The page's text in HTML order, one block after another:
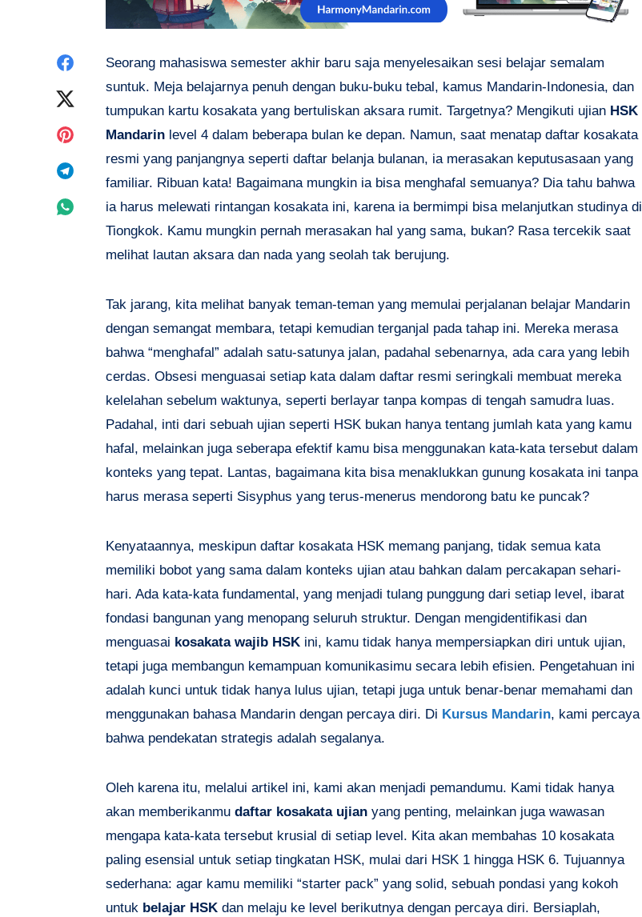
Share
Facebook
Twitter
Share
Pinterest
Telegram
Share
Seorang mahasiswa semester akhir baru saja menyelesaikan sesi belajar semalam
suntuk. Meja belajarnya penuh dengan buku-buku tebal, kamus Mandarin-Indonesia, dan
tumpukan kartu kosakata yang bertuliskan aksara rumit. Targetnya? Mengikuti ujian HSK
Mandarin level 4 dalam beberapa bulan ke depan. Namun, saat menatap daftar kosakata
resmi yang panjangnya seperti daftar belanja bulanan, ia merasakan keputusasaan yang
familiar. Ribuan kata! Bagaimana mungkin ia bisa menghafal semuanya? Dia tahu bahwa
ia harus melewati rintangan kosakata ini, karena ia bermimpi bisa melanjutkan studinya di
Tiongkok. Kamu mungkin pernah merasakan hal yang sama, bukan? Rasa tercekik saat
melihat lautan aksara dan nada yang seolah tak berujung.
Tak jarang, kita melihat banyak teman-teman yang memulai perjalanan belajar Mandarin
dengan semangat membara, tetapi kemudian terganjal pada tahap ini. Mereka merasa
bahwa “menghafal” adalah satu-satunya jalan, padahal sebenarnya, ada cara yang lebih
cerdas. Obsesi menguasai setiap kata dalam daftar resmi seringkali membuat mereka
kelelahan sebelum waktunya, seperti berlayar tanpa kompas di tengah samudra luas.
Padahal, inti dari sebuah ujian seperti HSK bukan hanya tentang jumlah kata yang kamu
hafal, melainkan juga seberapa efektif kamu bisa menggunakan kata-kata tersebut dalam
konteks yang tepat. Lantas, bagaimana kita bisa menaklukkan gunung kosakata ini tanpa
harus merasa seperti Sisyphus yang terus-menerus mendorong batu ke puncak?
Kenyataannya, meskipun daftar kosakata HSK memang panjang, tidak semua kata
memiliki bobot yang sama dalam konteks ujian atau bahkan dalam percakapan sehari-
hari. Ada kata-kata fundamental, yang menjadi tulang punggung dari setiap level, ibarat
fondasi bangunan yang menopang seluruh struktur. Dengan mengidentifikasi dan
menguasai kosakata wajib HSK ini, kamu tidak hanya mempersiapkan diri untuk ujian,
tetapi juga membangun kemampuan komunikasimu secara lebih efisien. Pengetahuan ini
adalah kunci untuk tidak hanya lulus ujian, tetapi juga untuk benar-benar memahami dan
menggunakan bahasa Mandarin dengan percaya diri. Di Kursus Mandarin, kami percaya
bahwa pendekatan strategis adalah segalanya.
Oleh karena itu, melalui artikel ini, kami akan menjadi pemandumu. Kami tidak hanya
akan memberikanmu daftar kosakata ujian yang penting, melainkan juga wawasan
mengapa kata-kata tersebut krusial di setiap level. Kita akan membahas 10 kosakata
paling esensial untuk setiap tingkatan HSK, mulai dari HSK 1 hingga HSK 6. Tujuannya
sederhana: agar kamu memiliki “starter pack” yang solid, sebuah pondasi yang kokoh
untuk belajar HSK dan melaju ke level berikutnya dengan percaya diri. Bersiaplah,